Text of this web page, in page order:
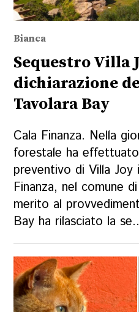
Bianca
Sequestro Villa
dichiarazione
Tavolara Bay
Cala Finanza. Nella
forestale ha
preventivo di Villa Joy
Finanza, nel comune
merito al
Bay ha rilasciato la